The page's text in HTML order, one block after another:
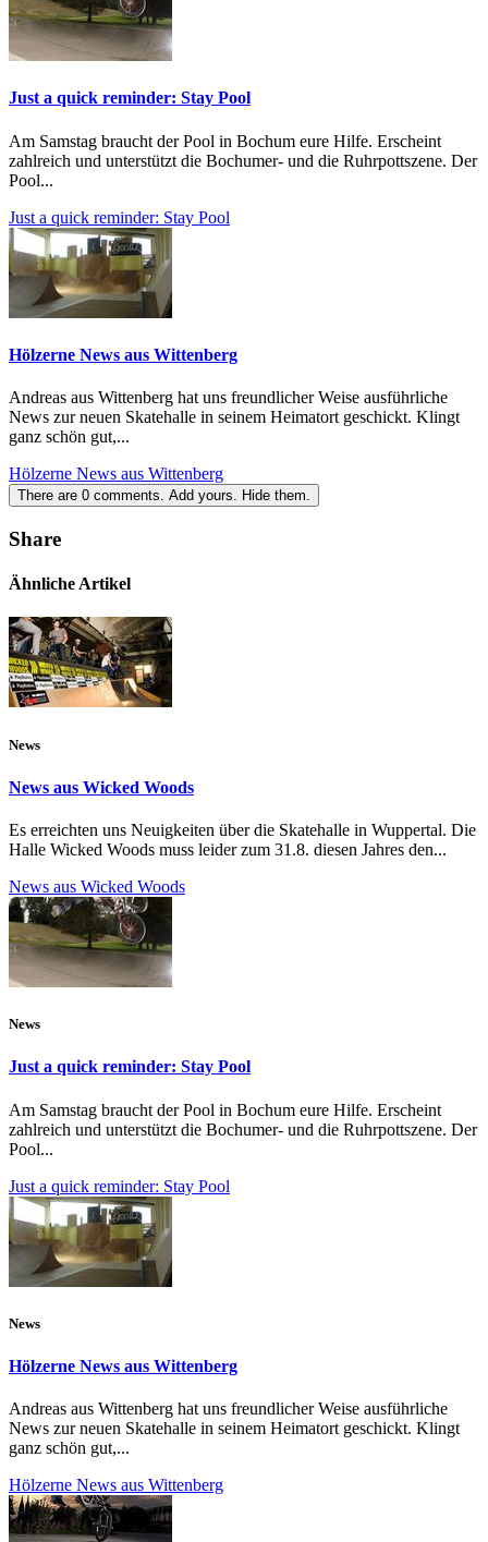
Just a quick reminder: Stay Pool
Am Samstag braucht der Pool in Bochum eure Hilfe. Erscheint
zahlreich und unterstützt die Bochumer- und die Ruhrpottszene. Der
Pool...
Just a quick reminder: Stay Pool
Hölzerne News aus Wittenberg
Andreas aus Wittenberg hat uns freundlicher Weise ausführliche
News zur neuen Skatehalle in seinem Heimatort geschickt. Klingt
ganz schön gut,...
Hölzerne News aus Wittenberg
There are 0 comments. Add yours. Hide them.
Share
Ähnliche Artikel
News
News aus Wicked Woods
Es erreichten uns Neuigkeiten über die Skatehalle in Wuppertal. Die
Halle Wicked Woods muss leider zum 31.8. diesen Jahres den...
News aus Wicked Woods
News
Just a quick reminder: Stay Pool
Am Samstag braucht der Pool in Bochum eure Hilfe. Erscheint
zahlreich und unterstützt die Bochumer- und die Ruhrpottszene. Der
Pool...
Just a quick reminder: Stay Pool
News
Hölzerne News aus Wittenberg
Andreas aus Wittenberg hat uns freundlicher Weise ausführliche
News zur neuen Skatehalle in seinem Heimatort geschickt. Klingt
ganz schön gut,...
Hölzerne News aus Wittenberg